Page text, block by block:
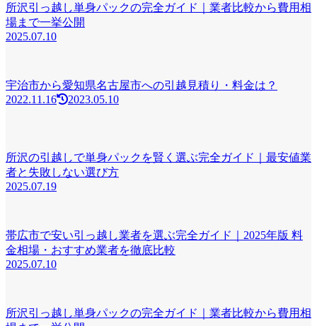
所沢引っ越し単身パックの完全ガイド｜業者比較から費用相
場まで一挙公開
2025.07.10
宇治市から愛知県名古屋市への引越見積り・料金は？
2022.11.16
2023.05.10
所沢の引越しで単身パックを賢く選ぶ完全ガイド｜最安値業
者と失敗しない選び方
2025.07.19
帯広市で安い引っ越し業者を選ぶ完全ガイド｜2025年版 料
金相場・おすすめ業者を徹底比較
2025.07.10
所沢引っ越し単身パックの完全ガイド｜業者比較から費用相